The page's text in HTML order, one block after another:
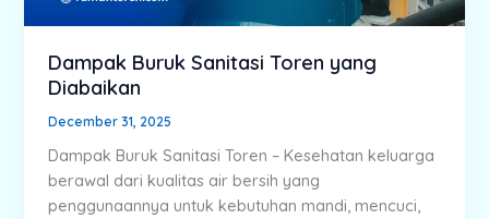
Dampak Buruk Sanitasi Toren yang
Diabaikan
December 31, 2025
Dampak Buruk Sanitasi Toren – Kesehatan keluarga
berawal dari kualitas air bersih yang
penggunaannya untuk kebutuhan mandi, mencuci,